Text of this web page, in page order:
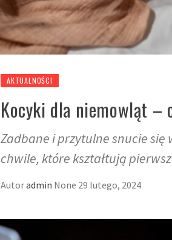
AKTUALNOŚCI
Kocyki dla niemowląt –
Zadbane i przytulne snucie
chwile, które kształtują
Autoradmin None 29 lutego, 2024